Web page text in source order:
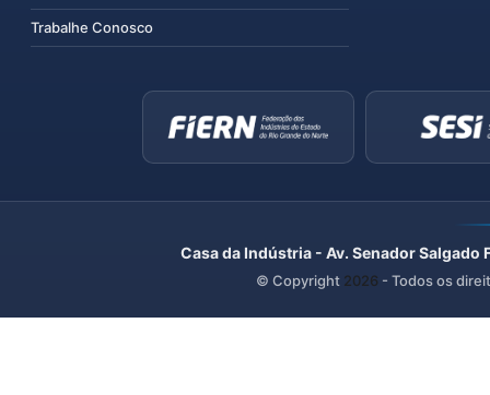
Trabalhe Conosco
Casa da Indústria - Av. Senador
© Copyright 2026 - Todos os